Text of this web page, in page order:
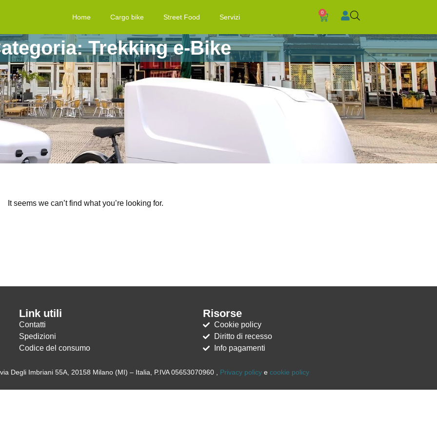
Home Cargo bike Street Food Servizi
0
Trekking e-Bike
It seems we can’t find what you’re looking for.
Link utili
Contatti
Spedizioni
Codice del consumo
Risorse
Cookie policy
Diritto di recesso
Info pagamenti
Degli Imbriani 55A, 20158 Milano (MI) – Italia, P.IVA 05653070960 , Privacy policy ecookie policy